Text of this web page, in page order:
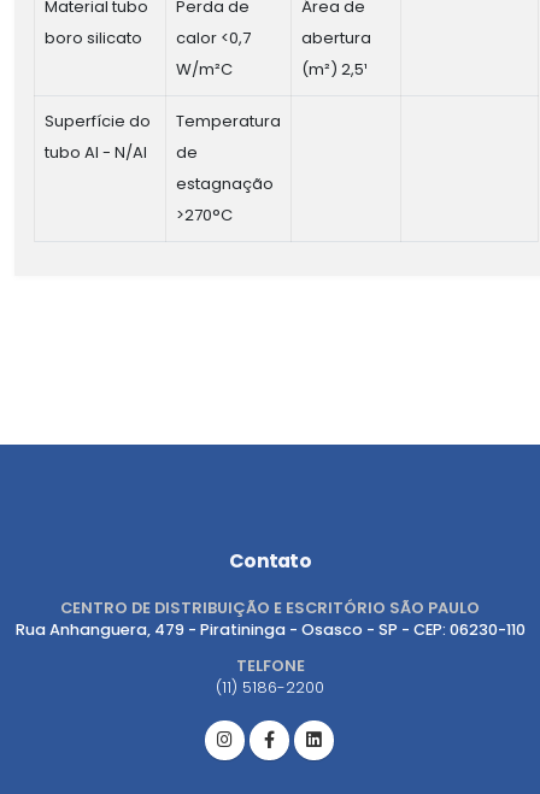
Material tubo
boro silicato
Perda de
calor <0,7
W/m²C
Área de
abertura
(m²) 2,5¹
Superfície do
tubo Al - N/Al
Temperatura
de
estagnação
>270°C
Contato
CENTRO DE DISTRIBUIÇÃO E ESCRITÓRIO SÃO PAULO
Rua Anhanguera, 479 - Piratininga - Osasco - SP - CEP: 06230-110
TELFONE
(11) 5186-2200